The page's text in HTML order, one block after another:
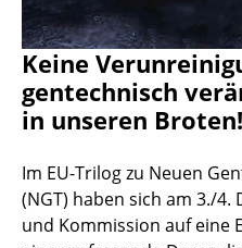
Keine
gentechnisch
in unseren Broten!
Im EU-Trilog zu Neuen
(NGT) haben sich am 3./
und Kommission auf eine